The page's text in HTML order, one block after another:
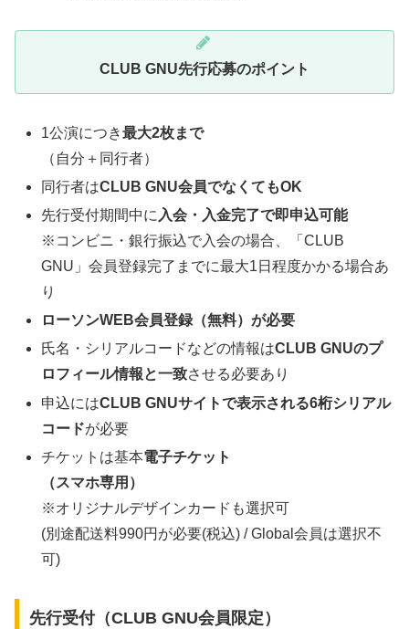
CLUB GNU先行応募のポイント
1公演につき最大2枚まで
（自分＋同行者）
同行者はCLUB GNU会員でなくてもOK
先行受付期間中に 入会・入金完了で即申込可能
※コンビニ・銀行振込で入会の場合、「CLUB
GNU」会員登録完了までに最大1日程度かかる場合あ
り
ローソンWEB会員登録（無料）が必要
氏名・シリアルコードなどの情報はCLUB GNUのプ
ロフィール情報と一致させる必要あり
申込にはCLUB GNUサイトで表示される6桁シリアル
コードが必要
チケットは基本電子チケット
（スマホ専用）
※オリジナルデザインカードも選択可
(別途配送料990円が必要(税込) / Global会員は選択不
可)
先行受付（CLUB GNU会員限定）